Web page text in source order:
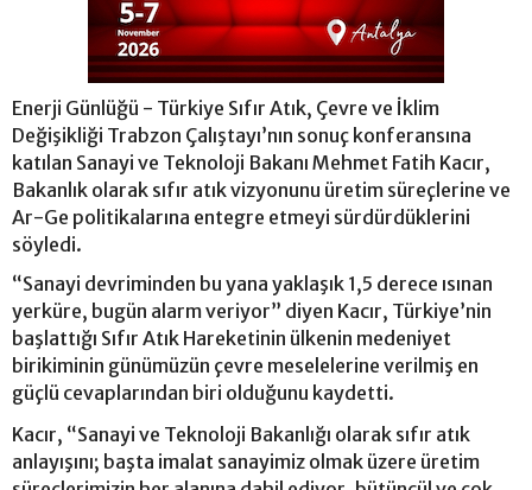
Enerji Günlüğü - Türkiye Sıfır Atık, Çevre ve İklim
Değişikliği Trabzon Çalıştayı’nın sonuç konferansına
katılan Sanayi ve Teknoloji Bakanı Mehmet Fatih Kacır,
Bakanlık olarak sıfır atık vizyonunu üretim süreçlerine ve
Ar-Ge politikalarına entegre etmeyi sürdürdüklerini
söyledi.
“Sanayi devriminden bu yana yaklaşık 1,5 derece ısınan
yerküre, bugün alarm veriyor” diyen Kacır, Türkiye’nin
başlattığı Sıfır Atık Hareketinin ülkenin medeniyet
birikiminin günümüzün çevre meselelerine verilmiş en
güçlü cevaplarından biri olduğunu kaydetti.
Kacır, “Sanayi ve Teknoloji Bakanlığı olarak sıfır atık
anlayışını; başta imalat sanayimiz olmak üzere üretim